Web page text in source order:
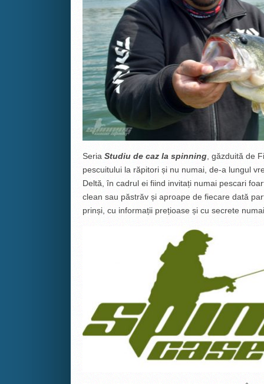
Seria Studiu de caz la spinning, găzduită de
pescuitului la răpitori și nu numai, de-a lungul
Deltă, în cadrul ei fiind invitați numai pescari
clean sau păstrăv și aproape de fiecare dată
prinși, cu informații prețioase și cu secrete